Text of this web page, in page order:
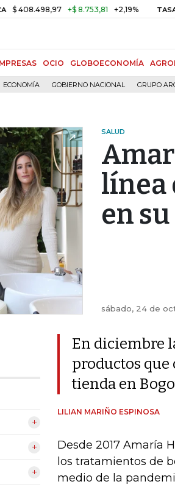
+$ 8.753,81 +2,19% TASA DE
OCIO GLOBOECONOMÍA
ECONOMÍA GOBIERNO NACIONAL GRUPO
SALUD
línea
en
sábado, 24 de
En diciembre
productos
tienda en
LILIAN MARIÑO ESPINOSA
Desde 2017 Amaría
los tratamientos de
medio de la